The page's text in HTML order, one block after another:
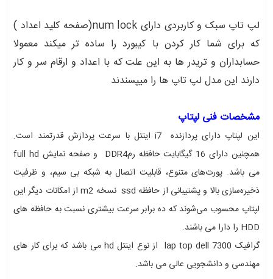
لپ تاپ سبک و کاربردی دارای num lock(صفحه کلید اعداد )
که برای شما کار کردن با کیبورد را ساده تر میکند معمولا
حسابداران و تریدر ها به این علت که با اعداد و ارقام سر و کار
دارند این مدل لپ تاپ ها را میپسندند
مشخصات فنی لپتاپ
این لپتاپ دارای پردازنده i7 اینتل با سرعت پردازش قدرتمند است.
همچنین دارای 16 گیگابایت حافظه رمDDR4 و صفحه نمایش full hd
می باشد. پورت‌های متنوع، قابلیت اتصال به شبکه بی سیم، و ظرفیت
ذخیره‌سازی بالا و پشتیبانی از حافظه ssd نسخه m2 از امکانات دیگر این
لپتاپ محسوب می‌شوند که ده برابر سرعت بیشتری نسبت به حافظه های
HDD را دارا می باشند.
گرافیک lap top dell 7300 از نوع اینتل hd می باشد که برای کار های
مهندسی و دانشجویی عالی می باشد.